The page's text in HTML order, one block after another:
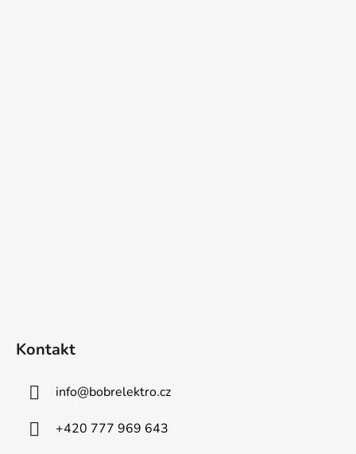
Kontakt
info@bobrelektro.cz
+420 777 969 643